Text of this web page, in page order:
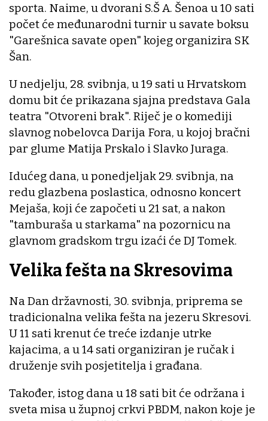
sporta. Naime, u dvorani S.Š A. Šenoa u 10 sati
počet će međunarodni turnir u savate boksu
"Garešnica savate open" kojeg organizira SK
Šan.
U nedjelju, 28. svibnja, u 19 sati u Hrvatskom
domu bit će prikazana sjajna predstava Gala
teatra "Otvoreni brak". Riječ je o komediji
slavnog nobelovca Darija Fora, u kojoj bračni
par glume Matija Prskalo i Slavko Juraga.
Idućeg dana, u ponedjeljak 29. svibnja, na
redu glazbena poslastica, odnosno koncert
Mejaša, koji će započeti u 21 sat, a nakon
"tamburaša u starkama" na pozornicu na
glavnom gradskom trgu izaći će DJ Tomek.
Velika fešta na Skresovima
Na Dan državnosti, 30. svibnja, priprema se
tradicionalna velika fešta na jezeru Skresovi.
U 11 sati krenut će treće izdanje utrke
kajacima, a u 14 sati organiziran je ručak i
druženje svih posjetitelja i građana.
Također, istog dana u 18 sati bit će održana i
sveta misa u župnoj crkvi PBDM, nakon koje je